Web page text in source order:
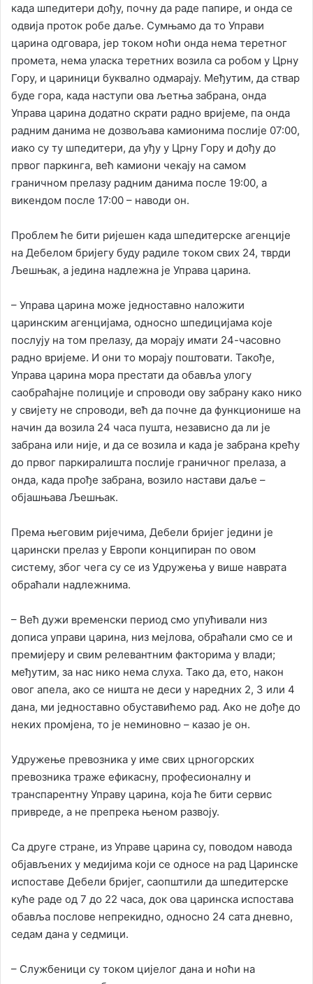
када шпедитери дођу, почну да раде папире, и онда се
одвија проток робе даље. Сумњамо да то Управи
царина одговара, јер током ноћи онда нема теретног
промета, нема уласка теретних возила са робом у Црну
Гору, и цариници буквално одмарају. Међутим, да ствар
буде гора, када наступи ова љетња забрана, онда
Управа царина додатно скрати радно вријеме, па онда
радним данима не дозвољава камионима послије 07:00,
иако су ту шпедитери, да уђу у Црну Гору и дођу до
првог паркинга, већ камиони чекају на самом
граничном прелазу радним данима после 19:00, а
викендом после 17:00 – наводи он.
Проблем ће бити ријешен када шпедитерске агенције
на Дебелом бријегу буду радиле током свих 24, тврди
Љешњак, а једина надлежна је Управа царина.
– Управа царина може једноставно наложити
царинским агенцијама, односно шпедицијама које
послују на том прелазу, да морају имати 24-часовно
радно вријеме. И они то морају поштовати. Такође,
Управа царина мора престати да обавља улогу
саобраћајне полиције и спроводи ову забрану како нико
у свијету не спроводи, већ да почне да функционише на
начин да возила 24 часа пушта, независно да ли је
забрана или није, и да се возила и када је забрана крећу
до првог паркиралишта послије граничног прелаза, а
онда, када прође забрана, возило настави даље –
објашњава Љешњак.
Према његовим ријечима, Дебели бријег једини је
царински прелаз у Европи конципиран по овом
систему, због чега су се из Удружења у више наврата
обраћали надлежнима.
– Већ дужи временски период смо упућивали низ
дописа управи царина, низ мејлова, обраћали смо се и
премијеру и свим релевантним факторима у влади;
међутим, за нас нико нема слуха. Тако да, ето, након
овог апела, ако се ништа не деси у наредних 2, 3 или 4
дана, ми једноставно обуставићемо рад. Ако не дође до
неких промјена, то је неминовно – казао је он.
Удружење превозника у име свих црногорских
превозника траже ефикасну, професионалну и
транспарентну Управу царина, која ће бити сервис
привреде, а не препрека њеном развоју.
Са друге стране, из Управе царина су, поводом навода
објављених у медијима који се односе на рад Царинске
испоставе Дебели бријег, саопштили да шпедитерске
куће раде од 7 до 22 часа, док ова царинска испостава
обавља послове непрекидно, односно 24 сата дневно,
седам дана у седмици.
– Службеници су током цијелог дана и ноћи на